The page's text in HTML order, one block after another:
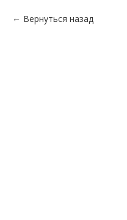
Вернуться назад